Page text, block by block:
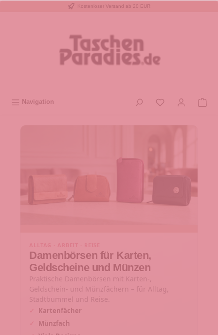
Kostenloser Versand ab 20 EUR
Navigation
Damenbörsen für Karten,
Geldscheine und Münzen
Praktische Damenbörsen mit Karten-,
Geldschein- und Münzfächern – für Alltag,
Stadtbummel und Reise.
Kartenfächer
Münzfach